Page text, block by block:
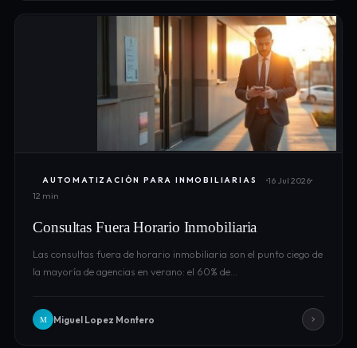
AUTOMATIZACIÓN PARA INMOBILIARIAS
16 Jul 2026
12 min
Consultas Fuera Horario Inmobiliaria
Las consultas fuera de horario inmobiliaria son el punto ciego de
la mayoría de agencias en verano: el 60% de…
M Miguel Lopez Montero